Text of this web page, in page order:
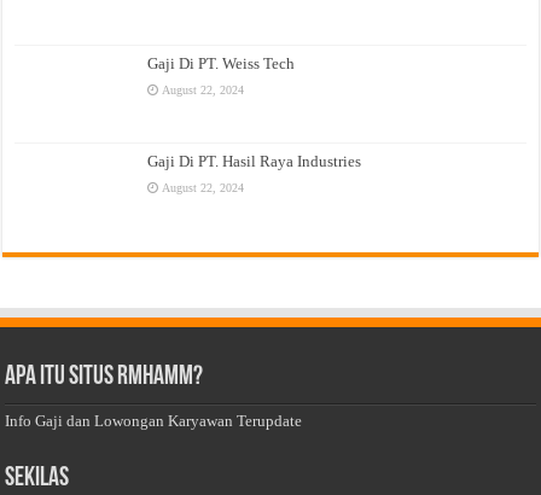
Gaji Di PT. Weiss Tech
August 22, 2024
Gaji Di PT. Hasil Raya Industries
August 22, 2024
Apa Itu Situs Rmhamm?
Info Gaji dan Lowongan Karyawan Terupdate
Sekilas